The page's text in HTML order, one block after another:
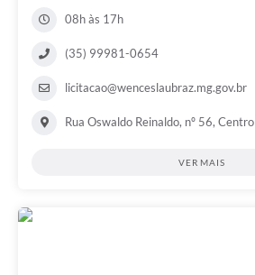
08h às 17h
(35) 99981-0654
licitacao@wenceslaubraz.mg.gov.br
Rua Oswaldo Reinaldo, nº 56, Centro
VER MAIS